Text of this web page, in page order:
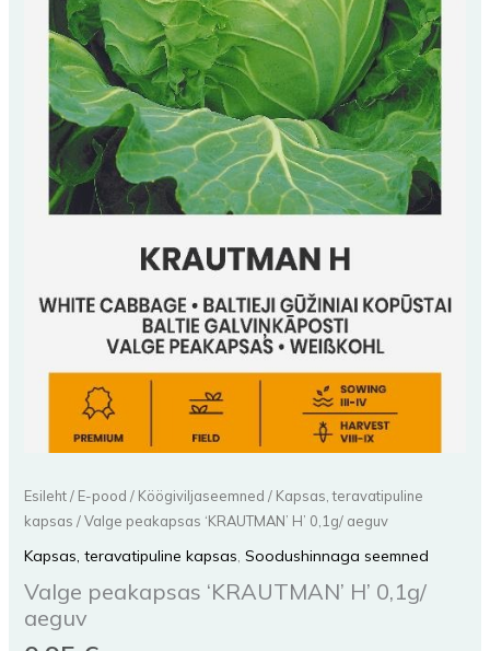
Esileht/ E-pood / Köögiviljaseemned / Kapsas, teravatipuline
kapsas / Valge peakapsas ‘KRAUTMAN’ H’ 0,1g/ aeguv
Kapsas, teravatipuline kapsas, Soodushinnaga seemned
Valge peakapsas ‘KRAUTMAN’ H’ 0,1g/
aeguv